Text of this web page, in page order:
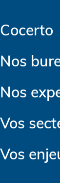
Cocerto
Nos
Nos
Vos
Vos